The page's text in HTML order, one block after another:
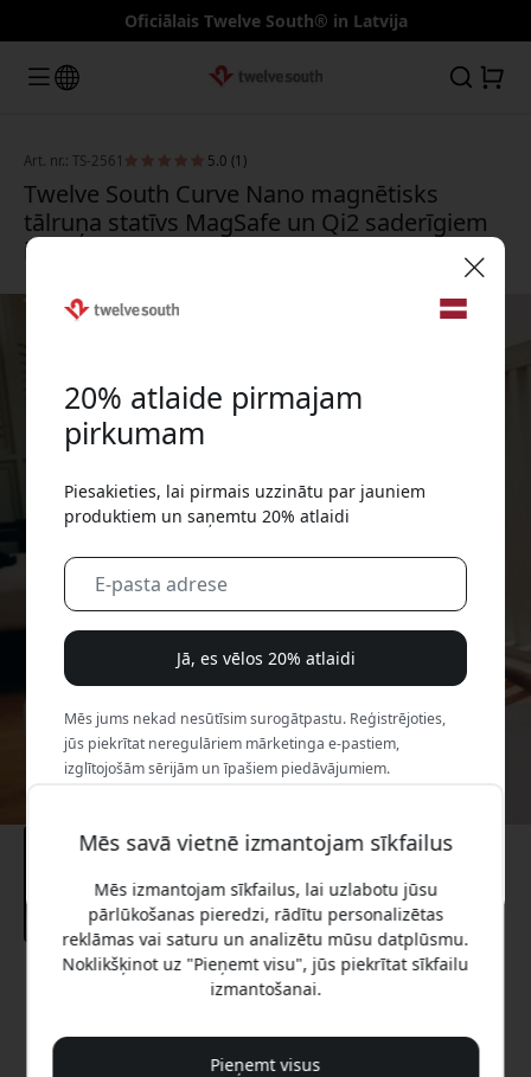
Oficiālais Twelve South® in Latvija
Art. nr.: TS-2561 5.0 (1)
Twelve South Curve Nano magnētisks
tālruņa statīvs MagSafe un Qi2 saderīgiem
iPhone - Kāpas
Ieteicamā cena
29.99 EUR
Mēs savā vietnē izmantojam sīkfailus
Mēs izmantojam sīkfailus, lai uzlabotu jūsu
pārlūkošanas pieredzi, rādītu personalizētas
reklāmas vai saturu un analizētu mūsu datplūsmu.
Noklikšķinot uz "Pieņemt visu", jūs piekrītat sīkfailu
izmantošanai.
Pieņemt visus
20% atlaide pirmajam
pirkumam
Piesakieties, lai pirmais uzzinātu par jauniem
produktiem un saņemtu 20% atlaidi
Jā, es vēlos 20% atlaidi
Mēs jums nekad nesūtīsim surogātpastu. Reģistrējoties,
jūs piekrītat neregulāriem mārketinga e-pastiem,
izglītojošām sērijām un īpašiem piedāvājumiem.
🎉 Jūsu atlaižu kods:
Izmantojiet šo kodu, veicot pasūtījumu, lai
saņemtu 20% atlaidi.